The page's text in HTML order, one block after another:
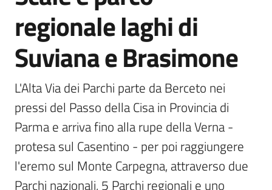
cartografico
Seguici
su
regionale laghi di
Suviana e Brasimone
L'Alta Via dei Parchi parte da Berceto nei
pressi del Passo della Cisa in Provincia di
Parma e arriva fino alla rupe della Verna -
protesa sul Casentino - per poi raggiungere
l'eremo sul Monte Carpegna, attraverso due
Parchi nazionali, 5 Parchi regionali e uno